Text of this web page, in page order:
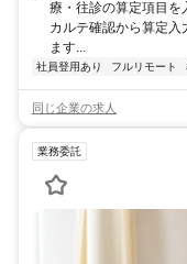
療・往診の算定項目を
カルテ確認から算定入
ます...
社員登用あり フルリモート
同じ企業の求人
業務委託